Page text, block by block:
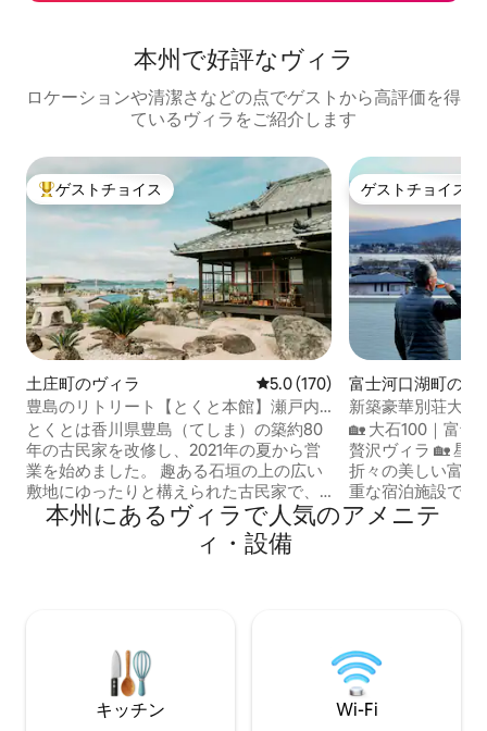
本州で好評なヴィラ
ロケーションや清潔さなどの点でゲストから高評価を得
ているヴィラをご紹介します
大好評のゲストチョイスです。
ゲストチョイス
土庄町のヴィラ レビュー170件、5つ星中5.0つ
5.0 (170)
豊島のリトリート【とくと本館】瀬戸内
海を優雅に望む古民家 ここにしかない
贅沢な時間を （一棟貸し)
とくとは香川県豊島（てしま）の築約80
年の古民家を改修し、2021年の夏から営
業を始めました。 趣ある石垣の上の広い
敷地にゆったりと構えられた古民家で、
落ち着いた邸宅の風情を堪能いただけま
す。屋根には七福神の鬼瓦が装飾され、
古い製法による波打ったガラス窓、とて
おり、その先には穏やかな瀬戸内海の眺
望が拡がります。また、晴れた日の夜に
は星空や奥の山から昇る月をのんびりと
眺めることができます。 建物は「本館」
ゲストチョイス
ゲストチョイス
富士河口湖町のヴ
新築豪華別荘大石
山と河口湖を望む
車駅、見花火大㑹
🏡 大石100｜富士
贅沢ヴィラ 🏡 星のや富士に隣接し、四季
折々の美しい富士
重な宿泊施設です。 ✨ ヴィラの魅力
景ロケーション：
面に望み、背後
しむ特等席です！
彩る花火をお楽しみ下さ
築デザイン：日本
ンし、大手建築会
本州にあるヴィラで人気のアメニテ
ィ・設備
キッチン Wi-Fi